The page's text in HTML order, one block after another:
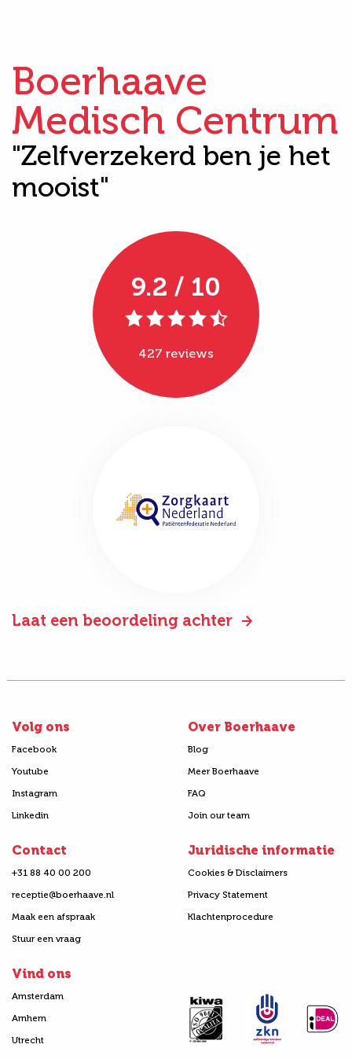
Boerhaave
Medisch Centrum
"Zelfverzekerd ben je het
mooist"
9.2 / 10
427 reviews
Laat een beoordeling achter
Volg ons
Facebook
Youtube
Instagram
Linkedin
Over Boerhaave
Blog
Meer Boerhaave
FAQ
Join our team
Contact
+31 88 40 00 200
receptie@boerhaave.nl
Maak een afspraak
Stuur een vraag
Juridische informatie
Cookies & Disclaimers
Privacy Statement
Klachtenprocedure
Vind ons
Amsterdam
Arnhem
Utrecht